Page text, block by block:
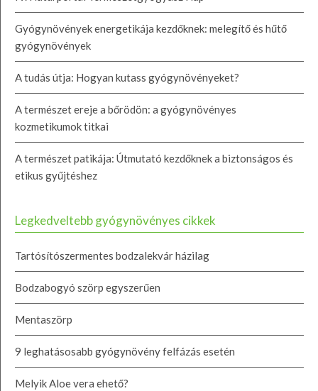
Gyógynövények energetikája kezdőknek: melegítő és hűtő
gyógynövények
A tudás útja: Hogyan kutass gyógynövényeket?
A természet ereje a bőrödön: a gyógynövényes
kozmetikumok titkai
A természet patikája: Útmutató kezdőknek a biztonságos és
etikus gyűjtéshez
Legkedveltebb gyógynövényes cikkek
Tartósítószermentes bodzalekvár házilag
Bodzabogyó szörp egyszerűen
Mentaszörp
9 leghatásosabb gyógynövény felfázás esetén
Melyik Aloe vera ehető?